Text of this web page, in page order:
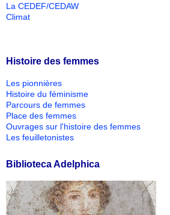
La CEDEF/CEDAW
Climat
Histoire des femmes
Les pionnières
Histoire du féminisme
Parcours de femmes
Place des femmes
Ouvrages sur l'histoire des femmes
Les feuilletonistes
Biblioteca Adelphica